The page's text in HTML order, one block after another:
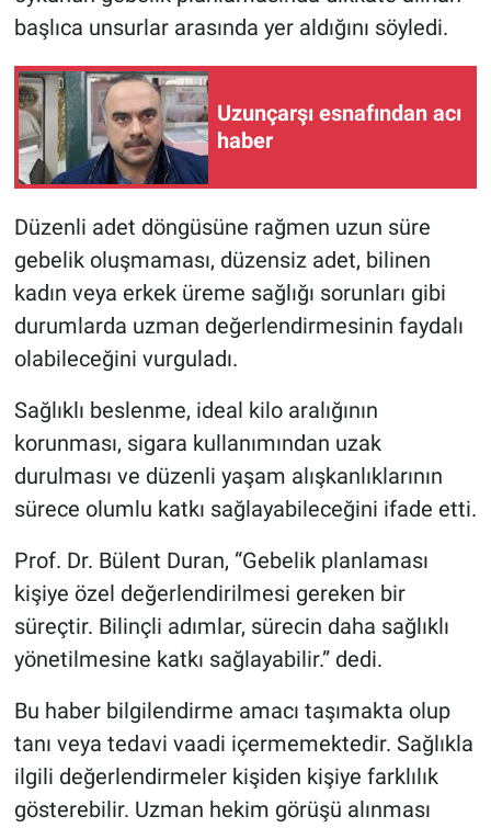
başlıca unsurlar arasında yer aldığını söyledi.
Uzunçarşı esnafından acı
haber
Düzenli adet döngüsüne rağmen uzun süre
gebelik oluşmaması, düzensiz adet, bilinen
kadın veya erkek üreme sağlığı sorunları gibi
durumlarda uzman değerlendirmesinin faydalı
olabileceğini vurguladı.
Sağlıklı beslenme, ideal kilo aralığının
korunması, sigara kullanımından uzak
durulması ve düzenli yaşam alışkanlıklarının
sürece olumlu katkı sağlayabileceğini ifade etti.
Prof. Dr. Bülent Duran, “Gebelik planlaması
kişiye özel değerlendirilmesi gereken bir
süreçtir. Bilinçli adımlar, sürecin daha sağlıklı
yönetilmesine katkı sağlayabilir.” dedi.
Bu haber bilgilendirme amacı taşımakta olup
tanı veya tedavi vaadi içermemektedir. Sağlıkla
ilgili değerlendirmeler kişiden kişiye farklılık
gösterebilir. Uzman hekim görüşü alınması